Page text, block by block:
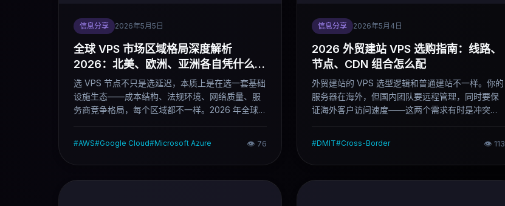
信息分享 2026年5月5日
全球 VPS 市场区域格局深度解析
2026：北美、欧洲、亚洲各自凭什么，
你该选哪里
选 VPS 节点不只是选延迟，本质上是在选一套基础
设施生态——成本结构、法规环境、网络质量、服
务商竞争格局，每个区域都不一样。2026 年全球
文章拆解三个区域各自的真实逻辑，以及不同业务
场景下的选择依据。
#AWS#Google Cloud#Microsoft Azure 👁 76
信息分享 2026年5月4日
2026 外贸建站 VPS 选购指南：线路、
节点、CDN 组合怎么配
外贸建站的 VPS 选型逻辑和普通建站不一样。你的
服务器在海外，但国内团队要远程管理，同时要保
证海外客户访问速度——这两个需求有时是冲突
#DMIT#Cross-Border 👁 113